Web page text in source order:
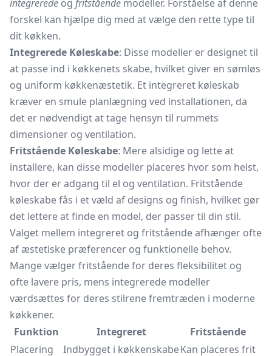
integrerede og fritstående modeller. Forståelse af denne
forskel kan hjælpe dig med at vælge den rette type til
dit køkken.
Integrerede Køleskabe: Disse modeller er designet til
at passe ind i køkkenets skabe, hvilket giver en sømløs
og uniform køkkenæstetik. Et integreret køleskab
kræver en smule planlægning ved installationen, da
det er nødvendigt at tage hensyn til rummets
dimensioner og ventilation.
Fritstående Køleskabe: Mere alsidige og lette at
installere, kan disse modeller placeres hvor som helst,
hvor der er adgang til el og ventilation. Fritstående
køleskabe fås i et væld af designs og finish, hvilket gør
det lettere at finde en model, der passer til din stil.
Valget mellem integreret og fritstående afhænger ofte
af æstetiske præferencer og funktionelle behov.
Mange vælger fritstående for deres fleksibilitet og
ofte lavere pris, mens integrerede modeller
værdsættes for deres stilrene fremtræden i moderne
køkkener.
Funktion
Integreret
Fritstående
Placering
Indbygget i køkkenskabeKan placeres frit